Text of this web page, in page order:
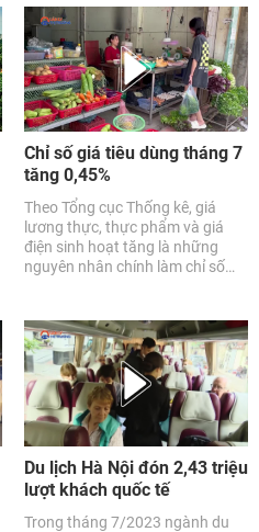
30,7% so với tháng cùng kỳ năm
2022.
Chỉ số giá tiêu dùng tháng 7
tăng 0,45%
Theo Tổng cục Thống kê, giá
lương thực, thực phẩm và giá
điện sinh hoạt tăng là những
nguyên nhân chính làm chỉ số
Du lịch Hà Nội đón 2,43 triệu
lượt khách quốc tế
Trong tháng 7/2023 ngành du